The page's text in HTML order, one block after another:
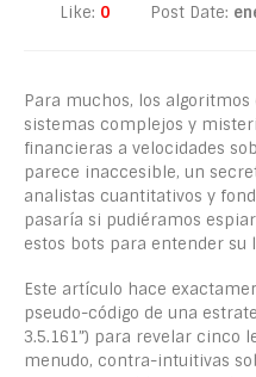
Like: 0 Post Date:
Para muchos, los algoritmos
sistemas complejos y
financieras a velocidades
parece inaccesible, un
analistas cuantitativos y
pasaría si pudiéramos
estos bots para entender su
Este artículo hace
pseudo-código de una
3.5.161”) para revelar cinco
menudo, contra-intuitivas